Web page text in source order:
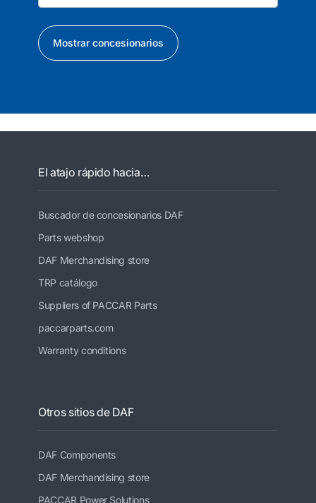
Mostrar concesionarios
El atajo rápido hacia…
Buscador de concesionarios DAF
Parts webshop
DAF Merchandising store
TRP catálogo
Suppliers of PACCAR Parts
paccarparts.com
Warranty conditions
Otros sitios de DAF
DAF Components
DAF Merchandising store
PACCAR Power Solutions